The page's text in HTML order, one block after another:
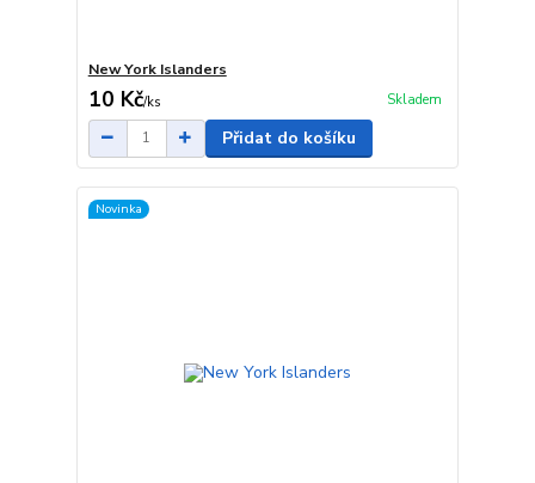
New York Islanders
10 Kč/ks Skladem
Přidat do košíku
Novinka